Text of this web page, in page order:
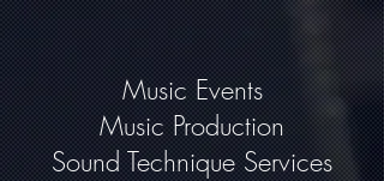
Music Events
Music Production
Sound Technique Services